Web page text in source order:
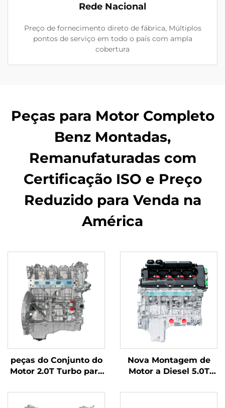
Rede Nacional
Preço de fornecimento direto de fábrica, Múltiplos
pontos de serviço em todo o país com ampla
cobertura
Peças para Motor Completo
Benz Montadas,
Remanufaturadas com
Certificação ISO e Preço
Reduzido para Venda na
América
peças do Conjunto do
Motor 2.0T Turbo para
2016-2018 Acessórios
Diesel BMW
Nova Montagem de
Motor a Diesel 5.0T
China para Range